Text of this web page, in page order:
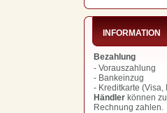
INFORMATION
Bezahlung
- Vorauszahlung
- Bankeinzug
- Kreditkarte (Visa,
Händler können
Rechnung zahlen.